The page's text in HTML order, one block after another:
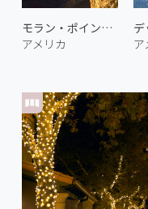
モラン・ポイント 2
アメリカ
ア